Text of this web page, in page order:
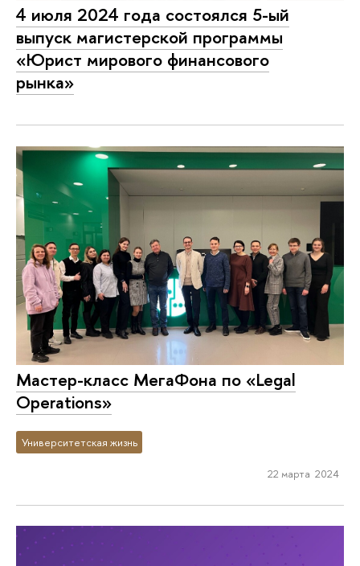
4 июля 2024 года состоялся 5-ый
выпуск магистерской программы
«Юрист мирового финансового
рынка»
Мастер-класс МегаФона по «Legal
Operations»
Университетская жизнь
22 марта 2024